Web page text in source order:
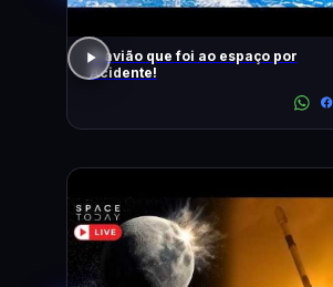
O avião que foi ao espaço por
Acidente!